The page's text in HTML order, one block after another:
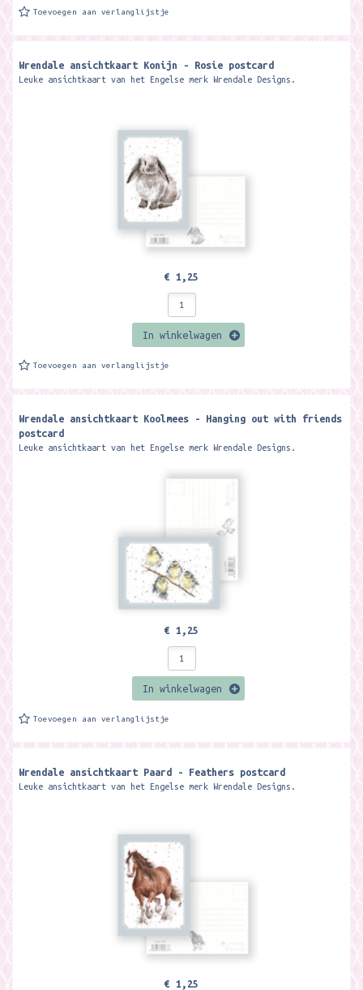
Toevoegen aan verlanglijstje
Wrendale ansichtkaart Konijn - Rosie postcard
Leuke ansichtkaart van het Engelse merk Wrendale Designs.
€ 1,25
In winkelwagen
Toevoegen aan verlanglijstje
Wrendale ansichtkaart Koolmees - Hanging out with friends
postcard
Leuke ansichtkaart van het Engelse merk Wrendale Designs.
€ 1,25
In winkelwagen
Toevoegen aan verlanglijstje
Wrendale ansichtkaart Paard - Feathers postcard
Leuke ansichtkaart van het Engelse merk Wrendale Designs.
€ 1,25